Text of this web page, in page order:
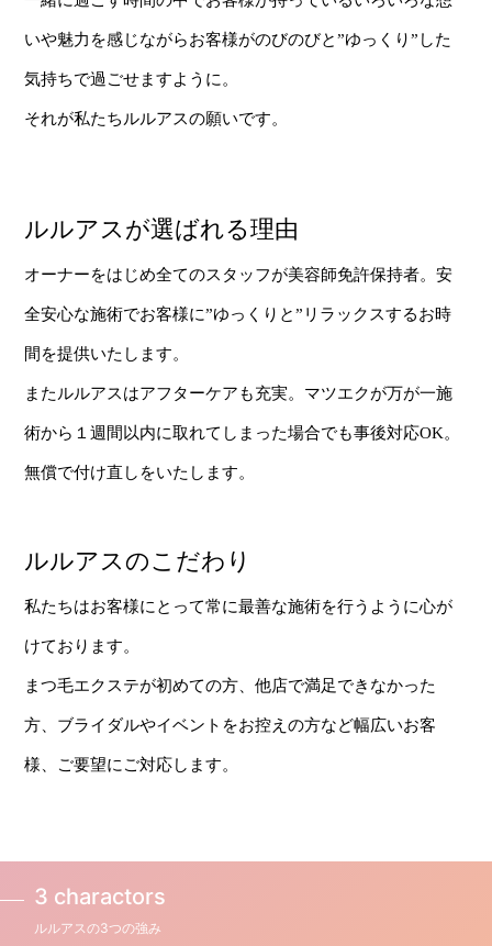
いや魅力を感じながらお客様がのびのびと”ゆっくり”した
気持ちで過ごせますように。
それが私たちルルアスの願いです。
ルルアスが選ばれる理由
オーナーをはじめ全てのスタッフが美容師免許保持者。安
全安心な施術でお客様に”ゆっくりと”リラックスするお時
間を提供いたします。
またルルアスはアフターケアも充実。マツエクが万が一施
術から１週間以内に取れてしまった場合でも事後対応OK。
無償で付け直しをいたします。
ルルアスのこだわり
私たちはお客様にとって常に最善な施術を行うように心が
けております。
まつ毛エクステが初めての方、他店で満足できなかった
方、ブライダルやイベントをお控えの方など幅広いお客
様、ご要望にご対応します。
3 charactors
ルルアスの3つの強み